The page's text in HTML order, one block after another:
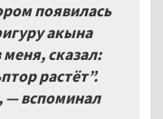
появилась
акына
сказал:
растёт”.
— вспоминал